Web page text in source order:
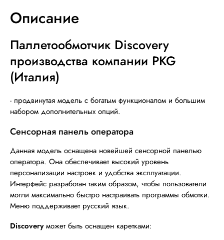
Описание
Паллетообмотчик Discovery
производства компании PKG
(Италия)
- продвинутая модель с богатым функционалом и большим
набором дополнительных опций.
Сенсорная панель оператора
Данная модель оснащена новейшей сенсорной панелью
оператора. Она обеспечивает высокий уровень
персонализации настроек и удобства эксплуатации.
Интерфейс разработан таким образом, чтобы пользователи
могли максимально быстро настраивать программы обмотки.
Меню поддерживает русский язык.
Discoveryможет быть оснащен каретками: